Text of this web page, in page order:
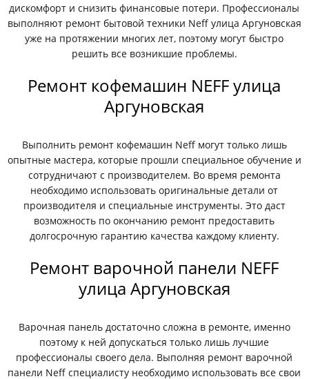
дискомфорт и снизить финансовые потери. Профессионалы
выполняют ремонт бытовой техники Neff улица Аргуновская
уже на протяжении многих лет, поэтому могут быстро
решить все возникшие проблемы.
Ремонт кофемашин NEFF улица
Аргуновская
Выполнить ремонт кофемашин Neff могут только лишь
опытные мастера, которые прошли специальное обучение и
сотрудничают с производителем. Во время ремонта
необходимо использовать оригинальные детали от
производителя и специальные инструменты. Это даст
возможность по окончанию ремонт предоставить
долгосрочную гарантию качества каждому клиенту.
Ремонт варочной панели NEFF
улица Аргуновская
Варочная панель достаточно сложна в ремонте, именно
поэтому к ней допускаться только лишь лучшие
профессионалы своего дела. Выполняя ремонт варочной
панели Neff специалисту необходимо использовать все свои